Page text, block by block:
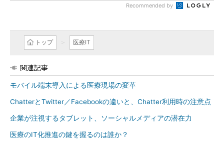
Recommended by
トップ 医療IT
関連記事
モバイル端末導入による医療現場の変革
ChatterとTwitter／Facebookの違いと、Chatter利用時の注意点
企業が注視するタブレット、ソーシャルメディアの潜在力
医療のIT化推進の鍵を握るのは誰か？